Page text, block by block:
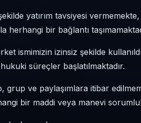
yatırım tavsiyesi
herhangi bir bağlantı
ismimizin izinsiz şekilde
süreçler başlatılmaktadır.
grup ve paylaşımlara itibar
bir maddi veya manevi
Risk:Düşük Son fiyat:
63/146
Momentum bazlı